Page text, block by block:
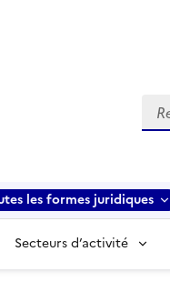
les formes juridiques
Secteurs d’activité